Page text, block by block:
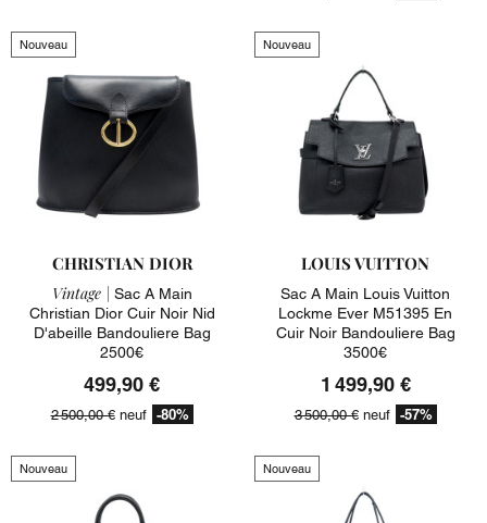
Nouveau
CHRISTIAN DIOR
Vintage | Sac A Main
Christian Dior Cuir Noir Nid
D'abeille Bandouliere Bag
2500€
499,90 €
2 500,00 €neuf -80%
Nouveau
LOUIS VUITTON
Sac A Main Louis Vuitton
Lockme Ever M51395 En
Cuir Noir Bandouliere Bag
3500€
1 499,90 €
3 500,00 €neuf -57%
Nouveau Nouveau